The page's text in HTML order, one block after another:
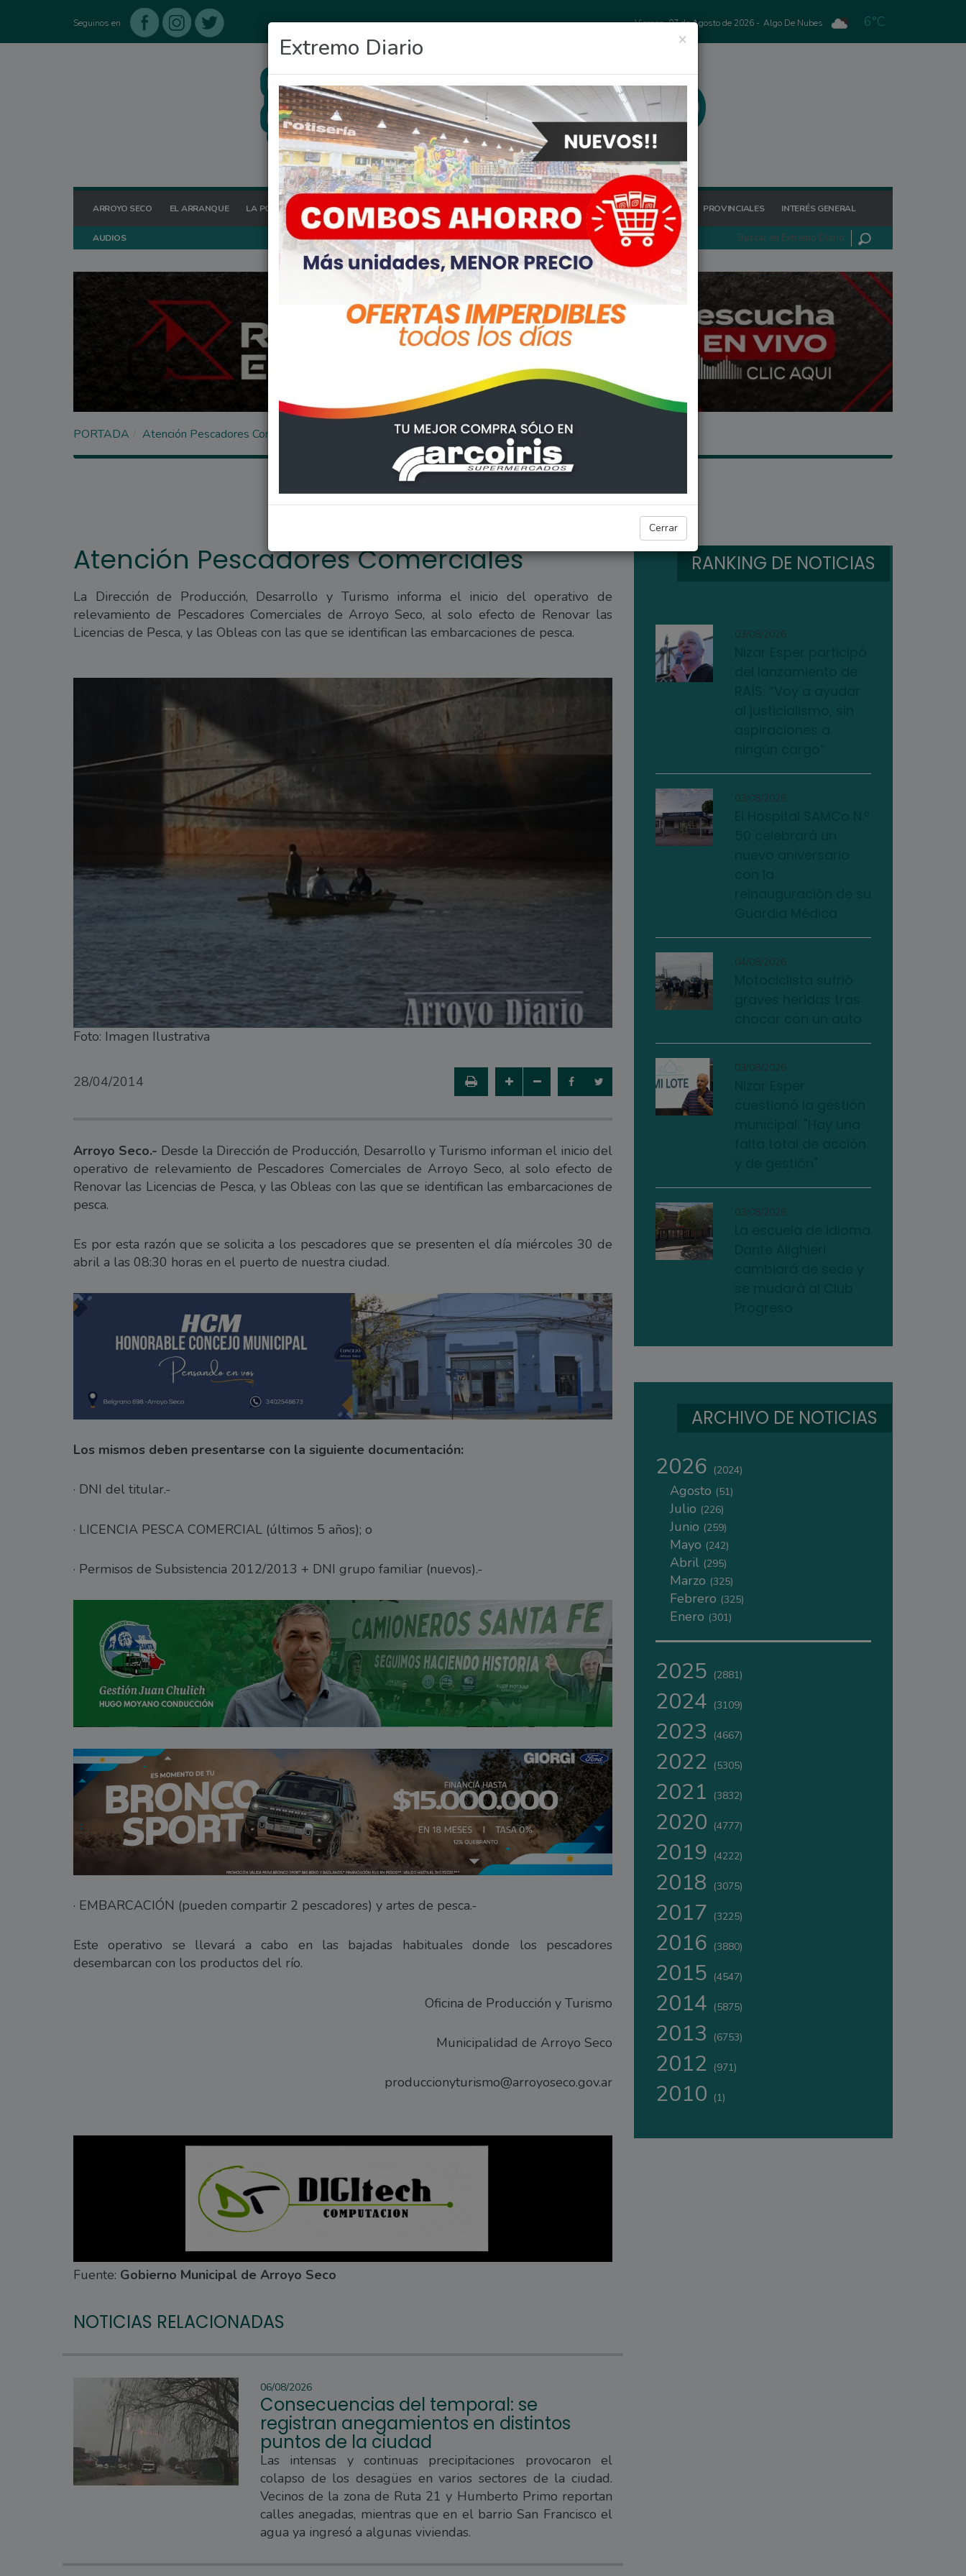
Seguinos en Viernes, 07 de Agosto de 2026 - Algo De Nubes 6°C
ARROYO SECO EL ARRANQUE LA POSTA HOY OCIO DEPORTES FIGHIERA GENERAL LAGOS POLICIALES REGIONALES PROVINCIALES INTERÉS GENERAL
AUDIOS
×
Extremo Diario
Cerrar
PORTADA Atención Pescadores Comerciales
ARROYO SECO
Atención Pescadores Comerciales
La Dirección de Producción, Desarrollo y Turismo informa el inicio del operativo de
relevamiento de Pescadores Comerciales de Arroyo Seco, al solo efecto de Renovar las
Licencias de Pesca, y las Obleas con las que se identifican las embarcaciones de pesca.
Foto: Imagen Ilustrativa
28/04/2014
Arroyo Seco.- Desde la Dirección de Producción, Desarrollo y Turismo informan el inicio del
operativo de relevamiento de Pescadores Comerciales de Arroyo Seco, al solo efecto de
Renovar las Licencias de Pesca, y las Obleas con las que se identifican las embarcaciones de
pesca.
Es por esta razón que se solicita a los pescadores que se presenten el día miércoles 30 de
abril a las 08:30 horas en el puerto de nuestra ciudad.
Los mismos deben presentarse con la siguiente documentación:
· DNI del titular.-
· LICENCIA PESCA COMERCIAL (últimos 5 años); o
· Permisos de Subsistencia 2012/2013 + DNI grupo familiar (nuevos).-
· EMBARCACIÓN (pueden compartir 2 pescadores) y artes de pesca.-
Este operativo se llevará a cabo en las bajadas habituales donde los pescadores
desembarcan con los productos del río.
Oficina de Producción y Turismo
Municipalidad de Arroyo Seco
produccionyturismo@arroyoseco.gov.ar
Fuente: Gobierno Municipal de Arroyo Seco
NOTICIAS RELACIONADAS
06/08/2026
Consecuencias del temporal: se
registran anegamientos en distintos
puntos de la ciudad
Las intensas y continuas precipitaciones provocaron el
colapso de los desagües en varios sectores de la ciudad.
Vecinos de la zona de Ruta 21 y Humberto Primo reportan
calles anegadas, mientras que en el barrio San Francisco el
agua ya ingresó a algunas viviendas.
RANKING DE NOTICIAS
03/08/2026
03/08/2026
04/08/2026
03/08/2026
03/08/2026
ARCHIVO DE NOTICIAS
2026 (2024)
Agosto (51)
Julio (226)
Junio (259)
Mayo (242)
Abril (295)
Marzo (325)
Febrero (325)
Enero (301)
2025 (2881)
2024 (3109)
2023 (4667)
2022 (5305)
2021 (3832)
2020 (4777)
2019 (4222)
2018 (3075)
2017 (3225)
2016 (3880)
2015 (4547)
2014 (5875)
2013 (6753)
2012 (971)
2010 (1)